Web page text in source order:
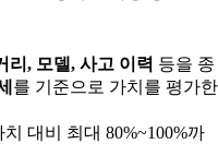
리, 모델, 사고 이력 등을 종
를 기준으로 가치를 평가한
대비 최대 80%~100%까